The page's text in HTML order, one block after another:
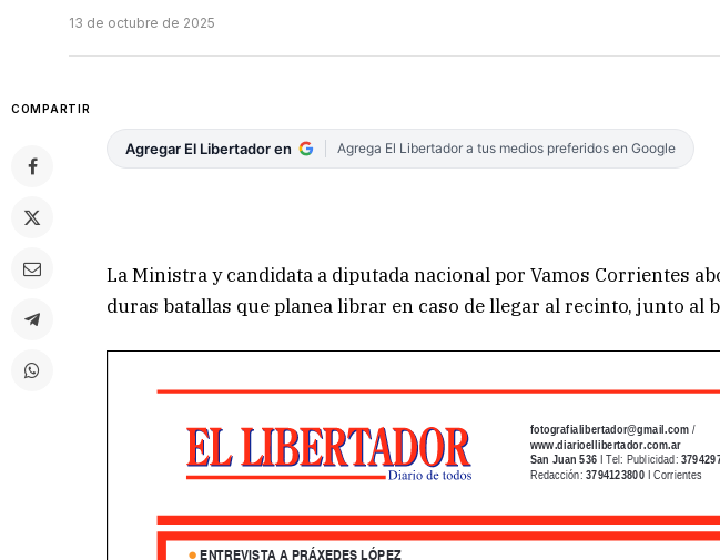
13 de octubre de 2025
COMPARTIR
Agregar El Libertador en Agrega El Libertador a tus medios preferidos en Google
La Ministra y candidata a diputada nacional por Vamos Corrientes
duras batallas que planea librar en caso de llegar al recinto, junto al